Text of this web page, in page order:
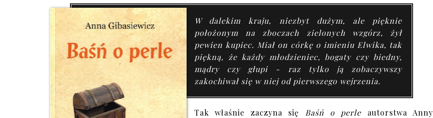
W dalekim kraju, niezbyt dużym, ale pięknie
położonym na zboczach zielonych wzgórz, żył
pewien kupiec. Miał on córkę o imieniu Elwika, tak
piękną, że każdy młodzieniec, bogaty czy biedny,
mądry czy głupi - raz tylko ją zobaczywszy
zakochiwał się w niej od pierwszego wejrzenia.
Tak właśnie zaczyna się Baśń o perle autorstwa Anny